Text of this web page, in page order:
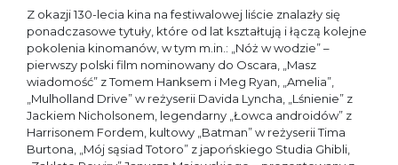
Z okazji 130-lecia kina na festiwalowej liście znalazły się
ponadczasowe tytuły, które od lat kształtują i łączą kolejne
pokolenia kinomanów, w tym m.in.: „Nóż w wodzie” –
pierwszy polski film nominowany do Oscara, „Masz
wiadomość” z Tomem Hanksem i Meg Ryan, „Amelia”,
„Mulholland Drive” w reżyserii Davida Lyncha, „Lśnienie” z
Jackiem Nicholsonem, legendarny „Łowca androidów” z
Harrisonem Fordem, kultowy „Batman” w reżyserii Tima
Burtona, „Mój sąsiad Totoro” z japońskiego Studia Ghibli,